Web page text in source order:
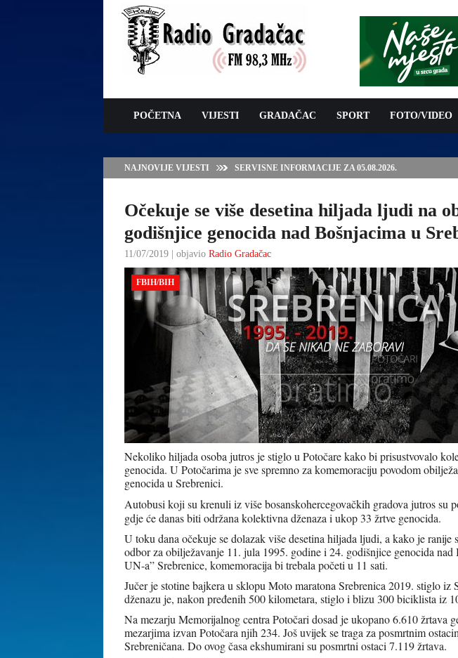
POČETNA VIJESTI GRADAČAC SPORT FOTO/VIDEO
NAJNOVIJE VIJESTI
JAVNI POZIV ZA PODNOŠENJE ZAHTJEVA ZA
SUFINANSIRANJE TROŠKOVA PROVOĐENJA
Očekuje se više desetina hiljada ljudi na
godišnjice genocida nad Bošnjacima u
11/07/2019 | objavio Radio Gradačac
FBIH/BIH
Nekoliko hiljada osoba jutros je stiglo u Potočare kako bi prisustvovalo
genocida. U Potočarima je sve spremno za komemoraciju povodom
genocida u Srebrenici.
Autobusi koji su krenuli iz više bosanskohercegovačkih gradova jutros su
gdje će danas biti održana kolektivna dženaza i ukop 33 žrtve genocida.
U toku dana očekuje se dolazak više desetina hiljada ljudi, a kako je ranije
odbor za obilježavanje 11. jula 1995. godine i 24. godišnjice genocida nad
UN-a” Srebrenice, komemoracija bi trebala početi u 11 sati.
Jučer je stotine bajkera u sklopu Moto maratona Srebrenica 2019. stiglo iz
dženazu je, nakon pređenih 500 kilometara, stiglo i blizu 300 biciklista iz
Na mezarju Memorijalnog centra Potočari dosad je ukopano 6.610 žrtava
mezarjima izvan Potočara njih 234. Još uvijek se traga za posmrtnim
Srebreničana. Do ovog časa ekshumirani su posmrtni ostaci 7.119 žrtava.